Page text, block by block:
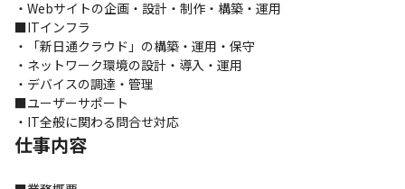
・Webサイトの企画・設計・制作・構築・運用
■ITインフラ
・「新日通クラウド」の構築・運用・保守
・ネットワーク環境の設計・導入・運用
・デバイスの調達・管理
■ユーザーサポート
・IT全般に関わる問合せ対応
仕事内容